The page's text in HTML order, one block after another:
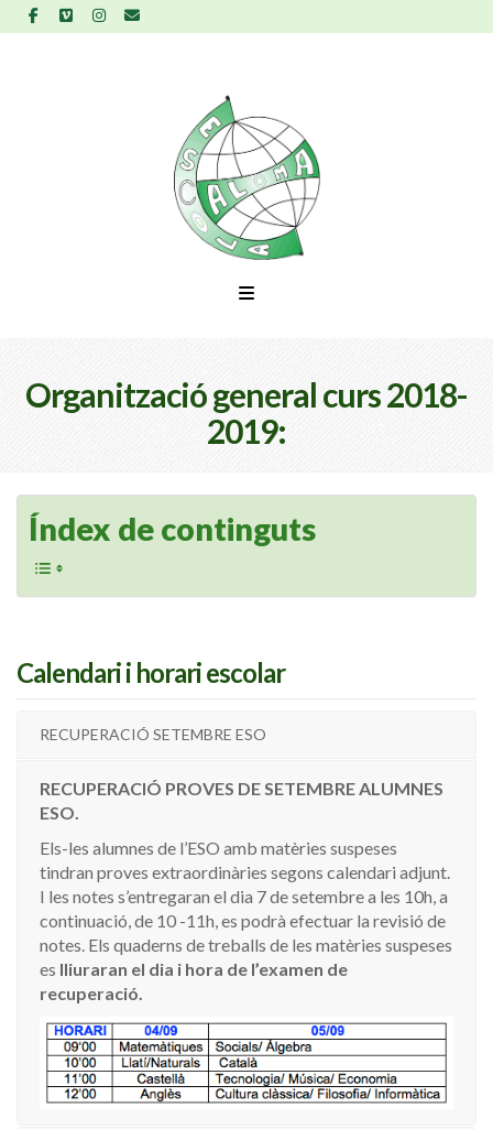
Organització general curs 2018-
2019:
Índex de continguts
Calendari i horari escolar
RECUPERACIÓ SETEMBRE ESO
RECUPERACIÓ PROVES DE SETEMBRE ALUMNES
ESO.
Els-les alumnes de l’ESO amb matèries suspeses
tindran proves extraordinàries segons calendari adjunt.
I les notes s’entregaran el dia 7 de setembre a les 10h, a
continuació, de 10 -11h, es podrà efectuar la revisió de
notes. Els quaderns de treballs de les matèries suspeses
es lliuraran el dia i hora de l’examen de
recuperació.